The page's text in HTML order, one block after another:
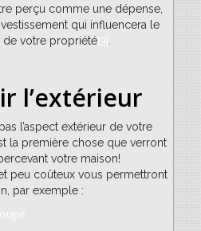
perçu comme une dépense,
qui influencera le
de votre propriété[9]
l’extérieur
l’aspect extérieur de votre
la première chose que verront
votre maison!
peu coûteux vous permettront
par exemple :